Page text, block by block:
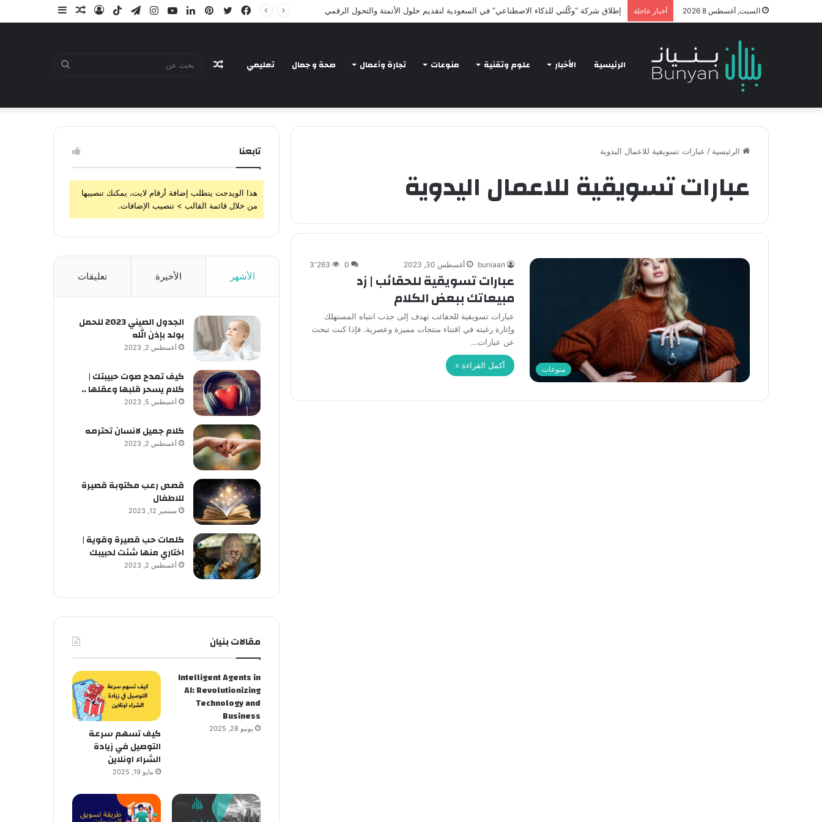
السبت, أغسطس 8 2026 أخبار عاجلة Intelligent Agents in AI: Revolutionizing Technology and Business
إضافةمقالتسجيل
‫TikTok تيلقرام
انستقراميوتيوبلينكدإن
بينتيريستتويتر
فيسبوك
الرئيسية الأخبار علوم وتقنية منوعات تجارة وأعمال صحة و جمال تعليمي بحث مقال
الرئيسية / عبارات تسويقية للاعمال اليدوية
عبارات تسويقية للاعمال اليدوية
منوعات
buniaan أغسطس 30, 2023 0 3٬263
عبارات تسويقية للحقائب | زد
مبيعاتك ببعض الكلام
عبارات تسويقية للحقائب تهدف إلى جذب انتباه المستهلك
وإثارة رغبته في اقتناء منتجات مميزة وعصرية. فإذا كنت تبحث
عن عبارات…
أكمل القراءة »
تابعنا
هذا الويدجت يتطلب إضافة أرقام لايت، يمكنك تنصيبها
من خلال قائمة القالب > تنصيب الإضافات.
الأشهر الأخيرة تعليقات
الجدول الصيني 2023 للحمل
بولد بإذن الله
أغسطس 2, 2023
كيف تمدح صوت حبيبتك |
كلام يسحر قلبها وعقلها ..
أغسطس 5, 2023
كلام جميل لانسان تحترمه
أغسطس 2, 2023
قصص رعب مكتوبة قصيرة
للاطفال
سبتمبر 12, 2023
كلمات حب قصيرة وقوية |
اختاري منها شئت لحبيبك
أغسطس 2, 2023
مقالات بنيان
Intelligent Agents in
AI: Revolutionizing
Technology and
Business
يونيو 28, 2025
كيف تسهم سرعة
التوصيل في زيادة
الشراء اونلاين
مايو 19, 2025